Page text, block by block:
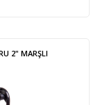
2" MARŞLI